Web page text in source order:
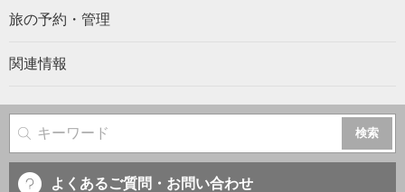
旅の予約・管理
関連情報
サイト内検索
よくあるご質問・お問い合わせ